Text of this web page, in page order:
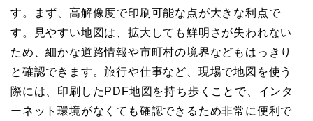
す。まず、高解像度で印刷可能な点が大きな利点で
す。見やすい地図は、拡大しても鮮明さが失われない
ため、細かな道路情報や市町村の境界などもはっきり
と確認できます。旅行や仕事など、現場で地図を使う
際には、印刷したPDF地図を持ち歩くことで、インタ
ーネット環境がなくても確認できるため非常に便利で